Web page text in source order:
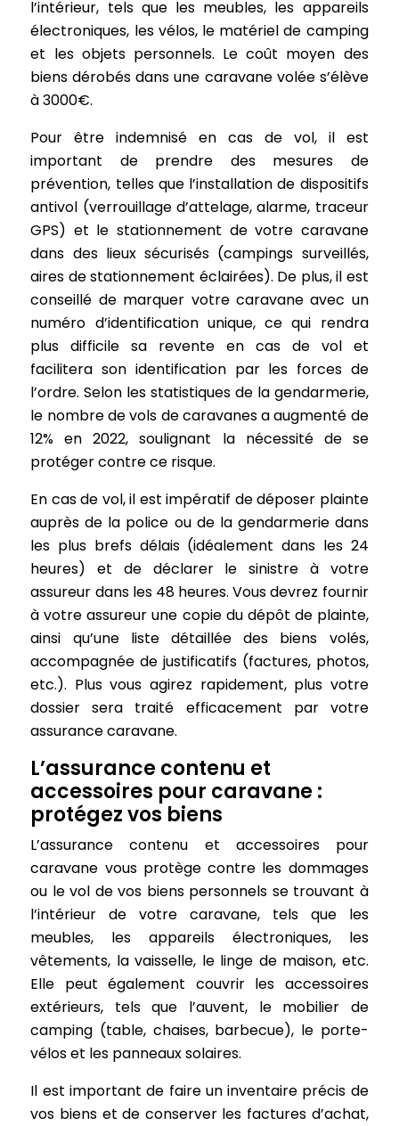
l’intérieur, tels que les meubles, les appareils
électroniques, les vélos, le matériel de camping
et les objets personnels. Le coût moyen des
biens dérobés dans une caravane volée s’élève
à 3000€.
Pour être indemnisé en cas de vol, il est
important de prendre des mesures de
prévention, telles que l’installation de dispositifs
antivol (verrouillage d’attelage, alarme, traceur
GPS) et le stationnement de votre caravane
dans des lieux sécurisés (campings surveillés,
aires de stationnement éclairées). De plus, il est
conseillé de marquer votre caravane avec un
numéro d’identification unique, ce qui rendra
plus difficile sa revente en cas de vol et
facilitera son identification par les forces de
l’ordre. Selon les statistiques de la gendarmerie,
le nombre de vols de caravanes a augmenté de
12% en 2022, soulignant la nécessité de se
protéger contre ce risque.
En cas de vol, il est impératif de déposer plainte
auprès de la police ou de la gendarmerie dans
les plus brefs délais (idéalement dans les 24
heures) et de déclarer le sinistre à votre
assureur dans les 48 heures. Vous devrez fournir
à votre assureur une copie du dépôt de plainte,
ainsi qu’une liste détaillée des biens volés,
accompagnée de justificatifs (factures, photos,
etc.). Plus vous agirez rapidement, plus votre
dossier sera traité efficacement par votre
assurance caravane.
L’assurance contenu et
accessoires pour caravane :
protégez vos biens
L’assurance contenu et accessoires pour
caravane vous protège contre les dommages
ou le vol de vos biens personnels se trouvant à
l’intérieur de votre caravane, tels que les
meubles, les appareils électroniques, les
vêtements, la vaisselle, le linge de maison, etc.
Elle peut également couvrir les accessoires
extérieurs, tels que l’auvent, le mobilier de
camping (table, chaises, barbecue), le porte-
vélos et les panneaux solaires.
Il est important de faire un inventaire précis de
vos biens et de conserver les factures d’achat,